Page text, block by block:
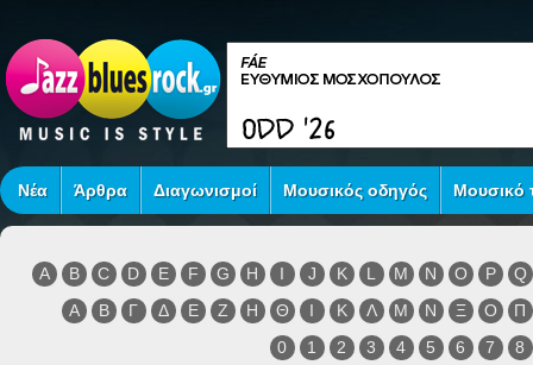
Νέα Άρθρα Διαγωνισμοί Μουσικός οδηγός Μουσικό
A B C D E F G H I J K L M N O P
Q
Α
Β Γ Δ Ε Ζ Η Θ Ι Κ Λ Μ Ν Ξ Ο
Π
0
1 2 3 4 5 6 7 8